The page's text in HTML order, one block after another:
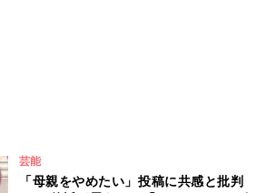
芸能
「母親をやめたい」投稿に共感と批判